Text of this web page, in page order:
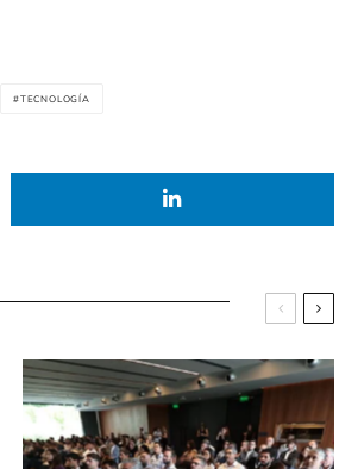
TECNOLOGÍA